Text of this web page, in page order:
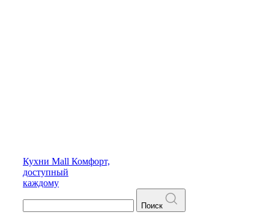
Кухни Mall Комфорт,
доступный
каждому
Поиск